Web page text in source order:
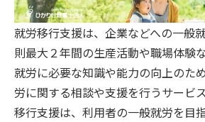
就労移行支援は、企業などへの一般
則最大２年間の生産活動や職場体験
就労に必要な知識や能力の向上のた
労に関する相談や支援を行うサービ
移行支援は、利用者の一般就労を目